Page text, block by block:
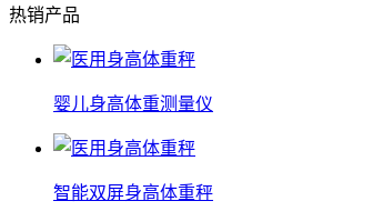
热销产品
婴儿身高体重测量仪
智能双屏身高体重秤